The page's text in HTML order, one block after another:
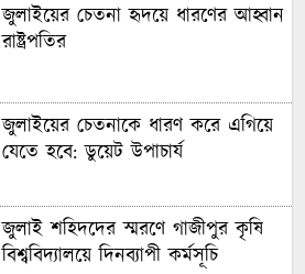
জুলাইয়ের চেতনা হৃদয়ে ধারণের আহ্বান
রাষ্ট্রপতির
জুলাইয়ের চেতনাকে ধারণ করে এগিয়ে
যেতে হবে: ডুয়েট উপাচার্য
জুলাই শহিদদের স্মরণে গাজীপুর কৃষি
বিশ্ববিদ্যালয়ে দিনব্যাপী কর্মসূচি